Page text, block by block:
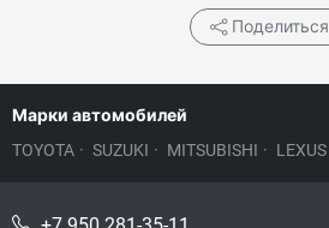
Поделиться
Марки автомобилей
TOYOTA · SUZUKI · MITSUBISHI · LEXUS